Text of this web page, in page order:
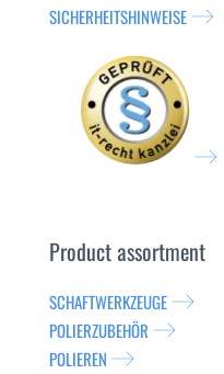
SICHERHEITSHINWEISE
Product assortment
SCHAFTWERKZEUGE
POLIERZUBEHÖR
POLIEREN